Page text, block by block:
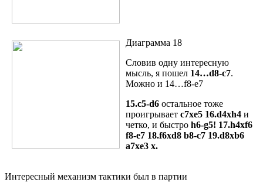
Диаграмма 18
Словив одну интересную
мысль, я пошел 14…d8-c7.
Можно и 14…f8-e7
15.c5-d6 остальное тоже
проигрывает c7xe5 16.d4xh4 и
четко, и быстро h6-g5! 17.h4xf6
f8-e7 18.f6xd8 b8-c7 19.d8xb6
a7xe3 х.
Интересный механизм тактики был в партии